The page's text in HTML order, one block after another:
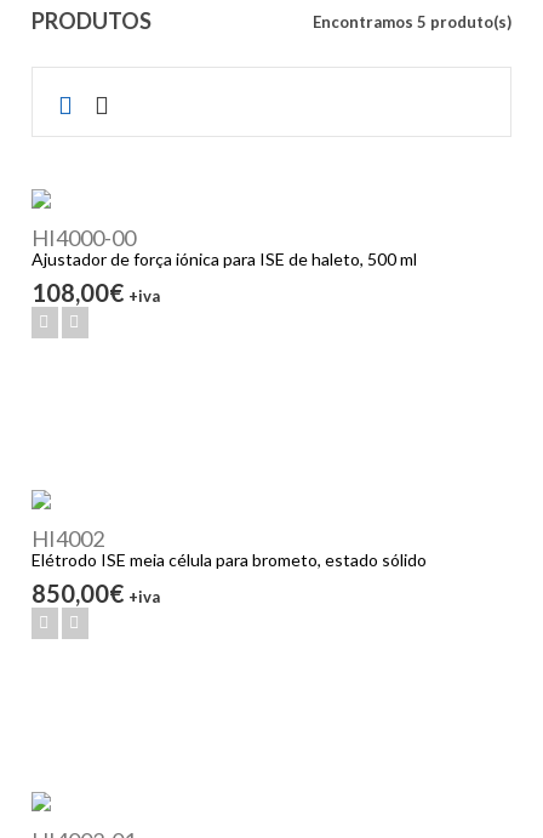
PRODUTOS Encontramos 5 produto(s)
HI4000-00
Ajustador de força iónica para ISE de haleto, 500 ml
108,00€ +iva
HI4002
Elétrodo ISE meia célula para brometo, estado sólido
850,00€ +iva